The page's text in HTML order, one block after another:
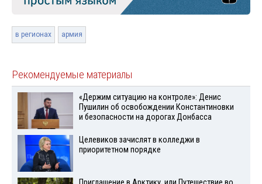
в регионах армия
Рекомендуемые материалы
«Держим ситуацию на контроле»: Денис
Пушилин об освобождении Константиновки
и безопасности на дорогах Донбасса
Целевиков зачислят в колледжи в
приоритетном порядке